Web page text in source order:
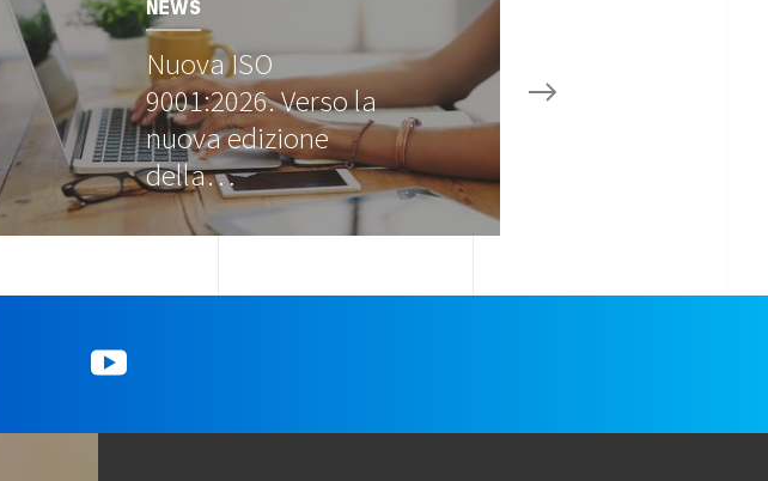
NEWS
Nuova ISO
9001:2026. Verso la
nuova edizione
della…